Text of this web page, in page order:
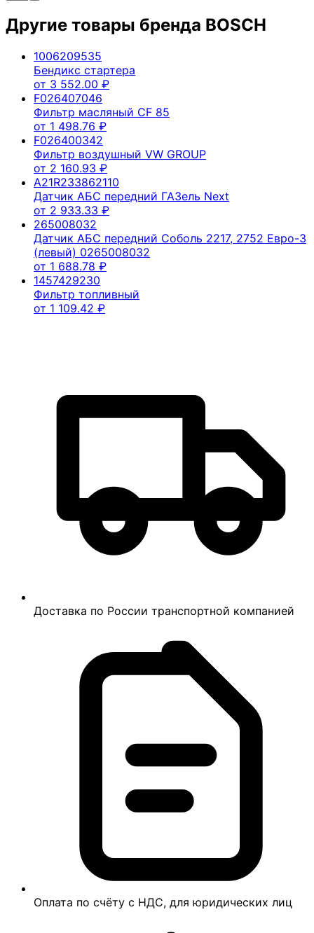
Другие товары бренда BOSCH
1006209535
Бендикс стартера
от 3 552.00 ₽
F026407046
Фильтр масляный CF 85
от 1 498.76 ₽
F026400342
Фильтр воздушный VW GROUP
от 2 160.93 ₽
A21R233862110
Датчик АБС передний ГАЗель Next
от 2 933.33 ₽
265008032
Датчик АБС передний Соболь 2217, 2752 Евро-3
(левый) 0265008032
от 1 688.78 ₽
1457429230
Фильтр топливный
от 1 109.42 ₽
Доставка по России транспортной компанией
Оплата по счёту с НДС, для юридических лиц